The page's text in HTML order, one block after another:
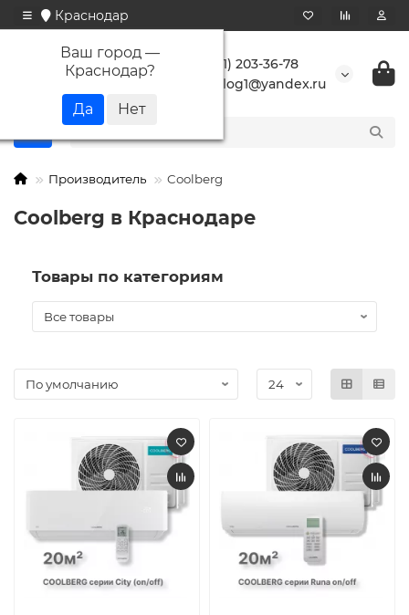
Краснодар
Ваш город —
Краснодар?
+7 (861) 203-36-78
buranlog1@yandex.ru
Производитель Coolberg
Coolberg в Краснодаре
Товары по категориям